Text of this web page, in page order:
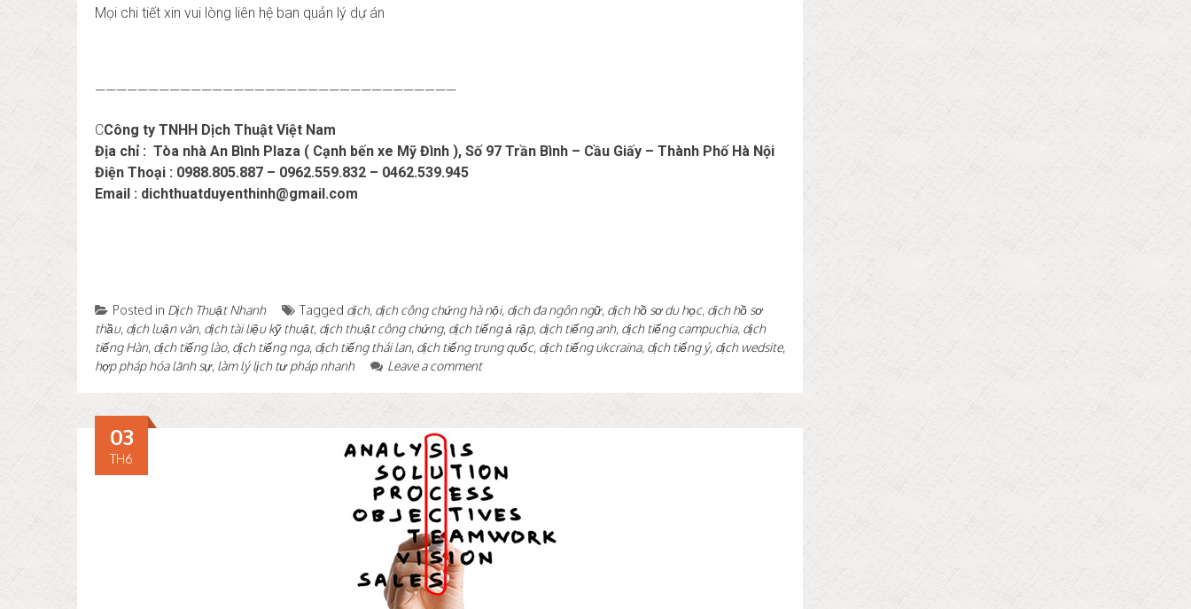
Mọi chi tiết xin vui lòng liên hệ ban quản lý dự án
——————————————————————————————————
CCông ty TNHH Dịch Thuật Việt Nam
Địa chỉ : Tòa nhà An Bình Plaza ( Cạnh bến xe Mỹ Đình ), Số 97 Trần Bình – Cầu Giấy – Thành Phố Hà Nội
Điện Thoại : 0988.805.887 – 0962.559.832 – 0462.539.945
Email : dichthuatduyenthinh@gmail.com
Posted in Dịch Thuật Nhanh Tagged dịch, dịch công chứng hà nội, dịch đa ngôn ngữ, dịch hồ sơ du học, dịch hồ sơ
thầu, dịch luận văn, dịch tài liệu kỹ thuật, dịch thuật công chứng, dịch tiếng ả rập, dịch tiếng anh, dịch tiếng campuchia, dịch
tiếng Hàn, dịch tiếng lào, dịch tiếng nga, dịch tiếng thái lan, dịch tiếng trung quốc, dịch tiếng ukcraina, dịch tiếng ý, dịch wedsite,
hợp pháp hóa lãnh sự, làm lý lịch tư pháp nhanh Leave a comment
03
TH6